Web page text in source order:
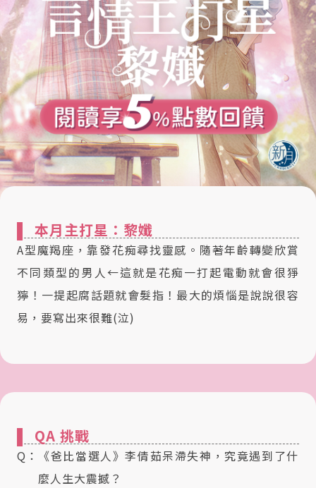
本月主打星：黎孅
A型魔羯座，靠發花痴尋找靈感。隨著年齡轉變欣賞
不同類型的男人←這就是花痴一打起電動就會很猙
獰！一提起腐話題就會髮指！最大的煩惱是說說很容
易，要寫出來很難(泣)
QA 挑戰
《爸比當選人》李倩茹呆滯失神，究竟遇到了什
麼人生大震撼？